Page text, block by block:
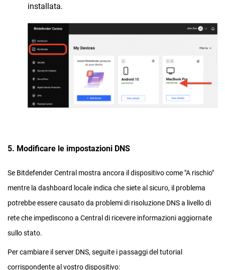
installata.
5. Modificare le impostazioni DNS
Se Bitdefender Central mostra ancora il dispositivo come "A rischio"
mentre la dashboard locale indica che siete al sicuro, il problema
potrebbe essere causato da problemi di risoluzione DNS a livello di
rete che impediscono a Central di ricevere informazioni aggiornate
sullo stato.
Per cambiare il server DNS, seguite i passaggi del tutorial
corrispondente al vostro dispositivo: